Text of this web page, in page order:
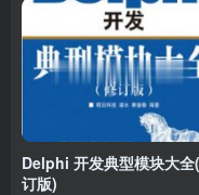
Delphi 开发典型模块大全
订版)